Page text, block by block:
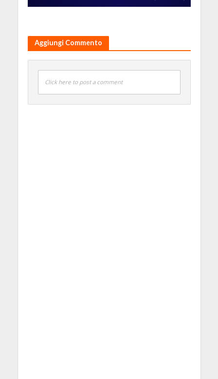
Aggiungi Commento
Click here to post a comment